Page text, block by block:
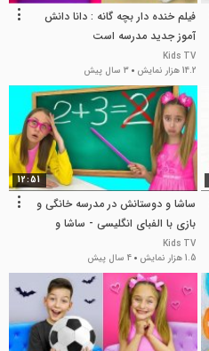
فیلم خنده دار بچه گانه : دانا دانش
آموز جدید مدرسه است
Kids TV
14.2 هزار نمایش
3 سال پیش
12:51
ساشا و دوستانش در مدرسه خانگی و
بازی با الفبای انگلیسی - ساشا و
مکس
Kids TV
1.5 هزار نمایش
4 سال پیش